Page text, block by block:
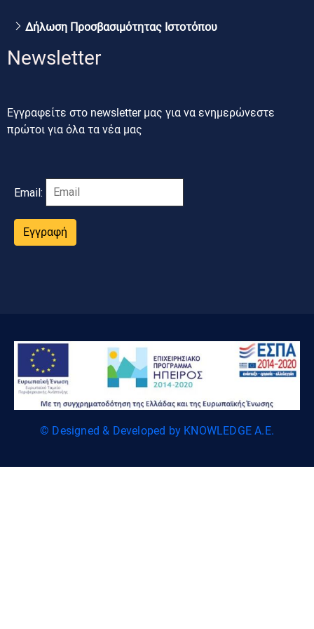
Δήλωση Προσβασιμότητας Ιστοτόπου
Newsletter
Εγγραφείτε στο newsletter μας για να ενημερώνεστε
πρώτοι για όλα τα νέα μας
Email:
Εγγραφή
© Designed & Developed by KNOWLEDGE A.E.